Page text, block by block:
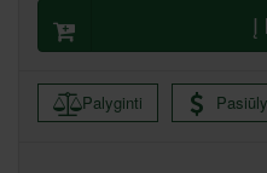
Į
Palyginti